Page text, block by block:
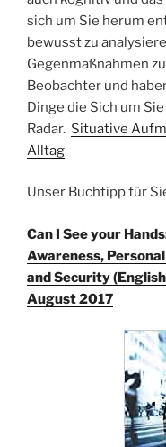
sich um Sie herum
bewusst zu
Gegenmaßnahmen
Beobachter und
Dinge die Sich um
Radar. Situative
Alltag
Unser Buchtipp für
Can I See your
Awareness,
and Security
August 2017